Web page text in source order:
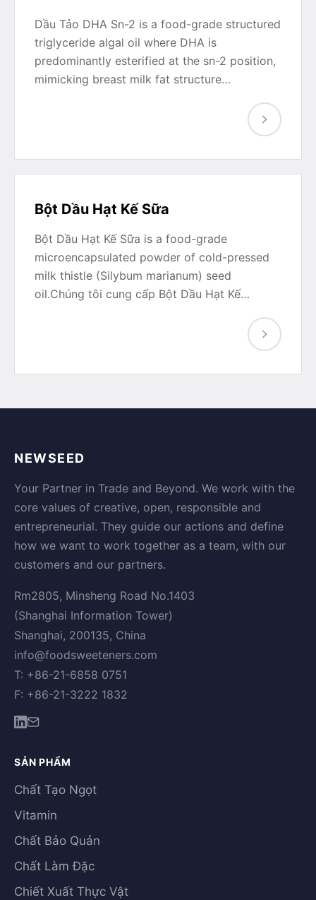
Dầu Tảo DHA Sn-2 is a food-grade structured
triglyceride algal oil where DHA is
predominantly esterified at the sn-2 position,
mimicking breast milk fat structure…
Bột Dầu Hạt Kế Sữa
Bột Dầu Hạt Kế Sữa is a food-grade
microencapsulated powder of cold-pressed
milk thistle (Silybum marianum) seed
oil.Chúng tôi cung cấp Bột Dầu Hạt Kế…
NEWSEED
Your Partner in Trade and Beyond. We work with the
core values of creative, open, responsible and
entrepreneurial. They guide our actions and define
how we want to work together as a team, with our
customers and our partners.
Rm2805, Minsheng Road No.1403
(Shanghai Information Tower)
Shanghai, 200135, China
info@foodsweeteners.com
T: +86-21-6858 0751
F: +86-21-3222 1832
SẢN PHẨM
Chất Tạo Ngọt
Vitamin
Chất Bảo Quản
Chất Làm Đặc
Chiết Xuất Thực Vật